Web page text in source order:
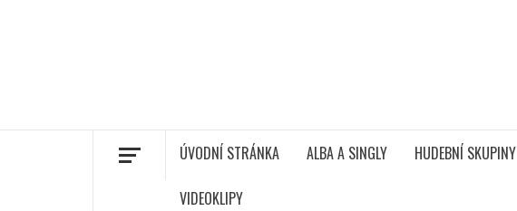
ÚVODNÍ STRÁNKA ALBA A SINGLY HUDEBNÍ SKUPINY
VIDEOKLIPY